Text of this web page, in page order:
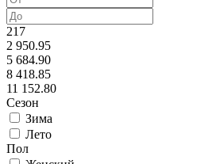
217
2 950.95
5 684.90
8 418.85
11 152.80
Сезон
Зима
Лето
Пол